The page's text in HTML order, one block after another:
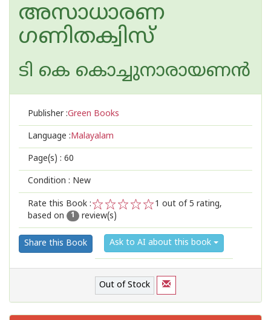
അസാധാരണ
ഗണിതക്വിസ്
ടി കെ കൊച്ചുനാരായണന്‍
Publisher :Green Books
Language :Malayalam
Page(s) : 60
Condition : New
Rate this Book :
2
1
1 out of 5 rating,
based on
1 review(s)
Share this Book Ask to AI about this book
Out of Stock